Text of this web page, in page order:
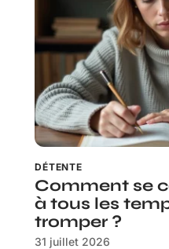
DÉTENTE
Comment se
à tous les
tromper ?
31 juillet 2026